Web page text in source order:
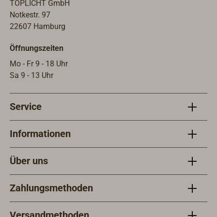
TOPLICHT GmbH
Notkestr. 97
22607 Hamburg
Öffnungszeiten
Mo - Fr 9 - 18 Uhr
Sa 9 - 13 Uhr
Service
Informationen
Über uns
Zahlungsmethoden